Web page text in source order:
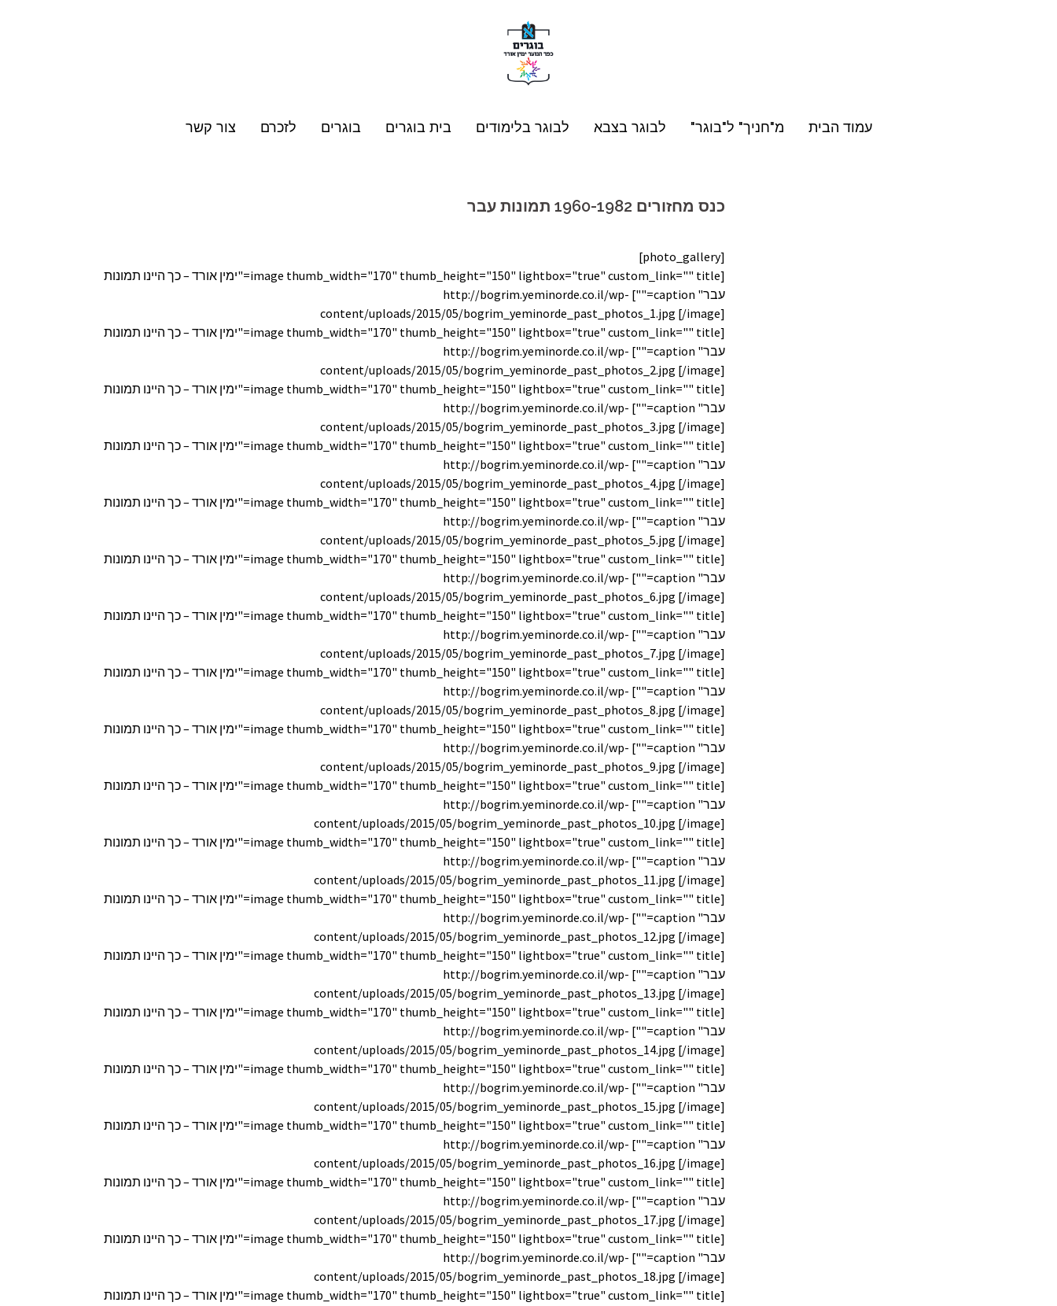
עמוד הבית מ"חניך" ל"בוגר" לבוגר בצבא לבוגר בלימודים בית בוגרים בוגרים לזכרם צור קשר
כנס מחזורים 1960-1982 תמונות עבר
[photo_gallery]
[image thumb_width="170" thumb_height="150" lightbox="true" custom_link="" title="ימין אורד – כך היינו תמונות
עבר" caption=""] http://bogrim.yeminorde.co.il/wp-
content/uploads/2015/05/bogrim_yeminorde_past_photos_1.jpg [/image]
[image thumb_width="170" thumb_height="150" lightbox="true" custom_link="" title="ימין אורד – כך היינו תמונות
עבר" caption=""] http://bogrim.yeminorde.co.il/wp-
content/uploads/2015/05/bogrim_yeminorde_past_photos_2.jpg [/image]
[image thumb_width="170" thumb_height="150" lightbox="true" custom_link="" title="ימין אורד – כך היינו תמונות
עבר" caption=""] http://bogrim.yeminorde.co.il/wp-
content/uploads/2015/05/bogrim_yeminorde_past_photos_3.jpg [/image]
[image thumb_width="170" thumb_height="150" lightbox="true" custom_link="" title="ימין אורד – כך היינו תמונות
עבר" caption=""] http://bogrim.yeminorde.co.il/wp-
content/uploads/2015/05/bogrim_yeminorde_past_photos_4.jpg [/image]
[image thumb_width="170" thumb_height="150" lightbox="true" custom_link="" title="ימין אורד – כך היינו תמונות
עבר" caption=""] http://bogrim.yeminorde.co.il/wp-
content/uploads/2015/05/bogrim_yeminorde_past_photos_5.jpg [/image]
[image thumb_width="170" thumb_height="150" lightbox="true" custom_link="" title="ימין אורד – כך היינו תמונות
עבר" caption=""] http://bogrim.yeminorde.co.il/wp-
content/uploads/2015/05/bogrim_yeminorde_past_photos_6.jpg [/image]
[image thumb_width="170" thumb_height="150" lightbox="true" custom_link="" title="ימין אורד – כך היינו תמונות
עבר" caption=""] http://bogrim.yeminorde.co.il/wp-
content/uploads/2015/05/bogrim_yeminorde_past_photos_7.jpg [/image]
[image thumb_width="170" thumb_height="150" lightbox="true" custom_link="" title="ימין אורד – כך היינו תמונות
עבר" caption=""] http://bogrim.yeminorde.co.il/wp-
content/uploads/2015/05/bogrim_yeminorde_past_photos_8.jpg [/image]
[image thumb_width="170" thumb_height="150" lightbox="true" custom_link="" title="ימין אורד – כך היינו תמונות
עבר" caption=""] http://bogrim.yeminorde.co.il/wp-
content/uploads/2015/05/bogrim_yeminorde_past_photos_9.jpg [/image]
[image thumb_width="170" thumb_height="150" lightbox="true" custom_link="" title="ימין אורד – כך היינו תמונות
עבר" caption=""] http://bogrim.yeminorde.co.il/wp-
content/uploads/2015/05/bogrim_yeminorde_past_photos_10.jpg [/image]
[image thumb_width="170" thumb_height="150" lightbox="true" custom_link="" title="ימין אורד – כך היינו תמונות
עבר" caption=""] http://bogrim.yeminorde.co.il/wp-
content/uploads/2015/05/bogrim_yeminorde_past_photos_11.jpg [/image]
[image thumb_width="170" thumb_height="150" lightbox="true" custom_link="" title="ימין אורד – כך היינו תמונות
עבר" caption=""] http://bogrim.yeminorde.co.il/wp-
content/uploads/2015/05/bogrim_yeminorde_past_photos_12.jpg [/image]
[image thumb_width="170" thumb_height="150" lightbox="true" custom_link="" title="ימין אורד – כך היינו תמונות
עבר" caption=""] http://bogrim.yeminorde.co.il/wp-
content/uploads/2015/05/bogrim_yeminorde_past_photos_13.jpg [/image]
[image thumb_width="170" thumb_height="150" lightbox="true" custom_link="" title="ימין אורד – כך היינו תמונות
עבר" caption=""] http://bogrim.yeminorde.co.il/wp-
content/uploads/2015/05/bogrim_yeminorde_past_photos_14.jpg [/image]
[image thumb_width="170" thumb_height="150" lightbox="true" custom_link="" title="ימין אורד – כך היינו תמונות
עבר" caption=""] http://bogrim.yeminorde.co.il/wp-
content/uploads/2015/05/bogrim_yeminorde_past_photos_15.jpg [/image]
[image thumb_width="170" thumb_height="150" lightbox="true" custom_link="" title="ימין אורד – כך היינו תמונות
עבר" caption=""] http://bogrim.yeminorde.co.il/wp-
content/uploads/2015/05/bogrim_yeminorde_past_photos_16.jpg [/image]
[image thumb_width="170" thumb_height="150" lightbox="true" custom_link="" title="ימין אורד – כך היינו תמונות
עבר" caption=""] http://bogrim.yeminorde.co.il/wp-
content/uploads/2015/05/bogrim_yeminorde_past_photos_17.jpg [/image]
[image thumb_width="170" thumb_height="150" lightbox="true" custom_link="" title="ימין אורד – כך היינו תמונות
עבר" caption=""] http://bogrim.yeminorde.co.il/wp-
content/uploads/2015/05/bogrim_yeminorde_past_photos_18.jpg [/image]
[image thumb_width="170" thumb_height="150" lightbox="true" custom_link="" title="ימין אורד – כך היינו תמונות